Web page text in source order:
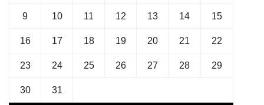
9 10 11 12 13 14 15
16 17 18 19 20 21 22
23 24 25 26 27 28 29
30 31